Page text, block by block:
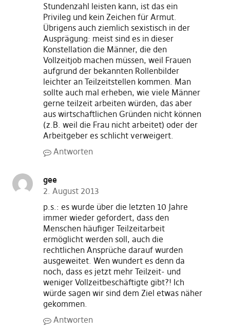
Stundenzahl leisten kann, ist das ein
Privileg und kein Zeichen für Armut.
Übrigens auch ziemlich sexistisch in der
Ausprägung: meist sind es in dieser
Konstellation die Männer, die den
Vollzeitjob machen müssen, weil Frauen
aufgrund der bekannten Rollenbilder
leichter an Teilzeitstellen kommen. Man
sollte auch mal erheben, wie viele Männer
gerne teilzeit arbeiten würden, das aber
aus wirtschaftlichen Gründen nicht können
(z.B. weil die Frau nicht arbeitet) oder der
Arbeitgeber es schlicht verweigert.
Antworten
gee
2. August 2013
p.s.: es wurde über die letzten 10 Jahre
immer wieder gefordert, dass den
Menschen häufiger Teilzeitarbeit
ermöglicht werden soll, auch die
rechtlichen Ansprüche darauf wurden
ausgeweitet. Wen wundert es denn da
noch, dass es jetzt mehr Teilzeit- und
weniger Vollzeitbeschäftigte gibt?! Ich
würde sagen wir sind dem Ziel etwas näher
gekommen.
Antworten